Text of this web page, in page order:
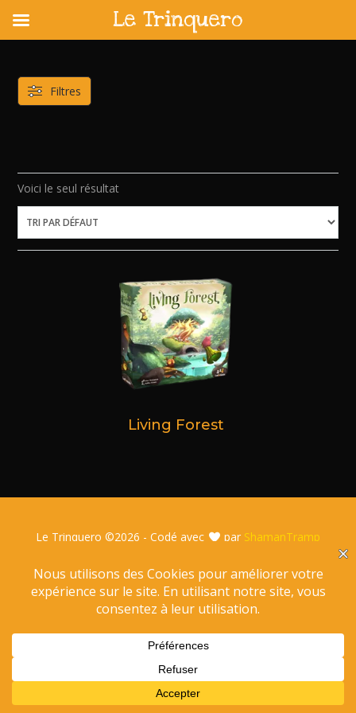
content
Voici le seul résultat
Living Forest
Filtres
Le Trinquero ©2026 - Codé avec par ShamanTramp
Le Trinquero